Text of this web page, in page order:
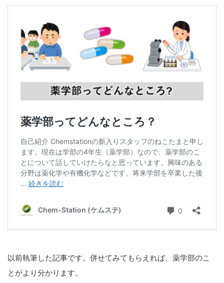
以前執筆した記事です。併せてみてもらえれば、薬学部のこ
とがより分かります。